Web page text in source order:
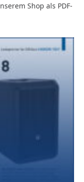
Shop als PDF-